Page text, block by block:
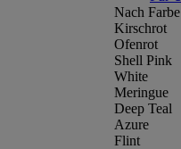
Nach Farbe
Kirschrot
Ofenrot
Shell Pink
White
Meringue
Deep Teal
Azure
Flint